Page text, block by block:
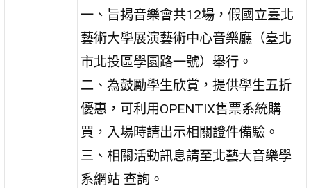
一、旨揭音樂會共12場，假國立臺北
藝術大學展演藝術中心音樂廳（臺北
市北投區學園路一號）舉行。
二、為鼓勵學生欣賞，提供學生五折
優惠，可利用OPENTIX售票系統購
買，入場時請出示相關證件備驗。
三、相關活動訊息請至北藝大音樂學
系網站 查詢。